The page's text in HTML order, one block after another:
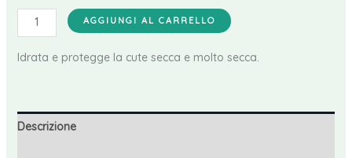
era:
è:
Ceramol
Cremabase
XR
AGGIUNGI AL CARRELLO
Idrata e protegge la cute secca e molto secca.
Descrizione